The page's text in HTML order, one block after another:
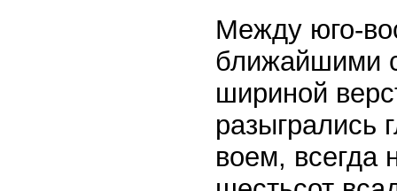
Между юго-
ближайшими
шириной
воем, всегда